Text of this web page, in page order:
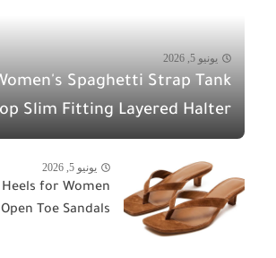
يونيو 5, 2026
Spaghetti Strap Tank
Slim Fitting Layered Halter...
يونيو 5, 2026
for Women
Toe Sandals...